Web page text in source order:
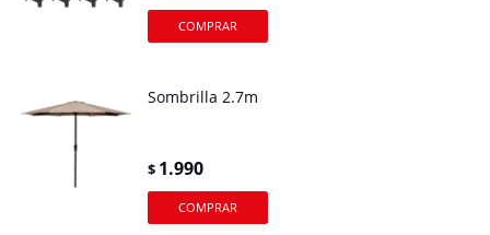
Sombrilla 2.7m
$ 1.990